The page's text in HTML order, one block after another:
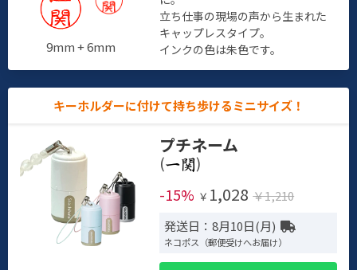
9mm + 6mm
立ち仕事の現場の声から生まれた
キャップレスタイプ。
インクの色は朱色です。
キーホルダーに付けて持ち歩けるミニサイズ！
プチネーム
(
)
-15% ￥ 1,028 ￥1,210
発送日：8月10日(月)
ネコポス（郵便受けへお届け）